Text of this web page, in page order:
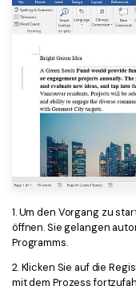
1. Um den Vorgang zu
öffnen. Sie gelangen
Programms.
2. Klicken Sie auf die
mit dem Prozess